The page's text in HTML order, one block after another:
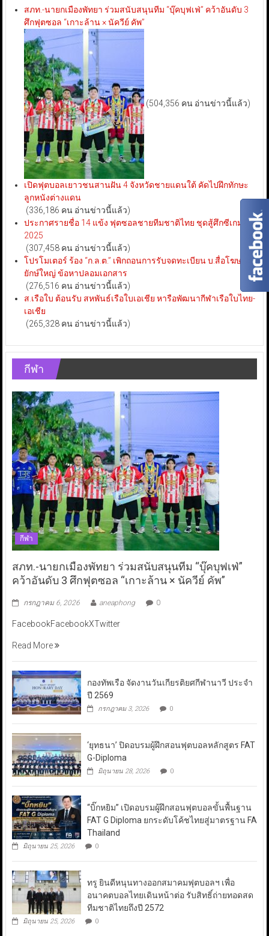
สภท.-นายกเมืองพัทยา ร่วมสนับสนุนทีม “บุ๊คบุฟเฟ่” คว้าอันดับ 3
ศึกฟุตซอล “เกาะล้าน × นัควีย์ คัพ”
(504,356 คน อ่านข่าวนี้แล้ว)
เปิดฟุตบอลเยาวชนสานฝัน 4 จังหวัดชายแดนใต้ คัดไปฝึกทักษะ
ลูกหนังต่างแดน
(336,186 คน อ่านข่าวนี้แล้ว)
ประกาศรายชื่อ 14 แข้ง ฟุตซอลชายทีมชาติไทย ชุดสู้ศึกซีเกมส์
2025
(307,458 คน อ่านข่าวนี้แล้ว)
โปรโมเตอร์ ร้อง “ก.ล.ต.” เพิกถอนการรับจดทะเบียน บ.สื่อโฆษณา
ยักษ์ใหญ่ ข้อหาปลอมเอกสาร
(276,516 คน อ่านข่าวนี้แล้ว)
ส.เรือใบ ต้อนรับ สหพันธ์เรือใบเอเชีย หารือพัฒนากีฬาเรือใบไทย-
เอเชีย
(265,328 คน อ่านข่าวนี้แล้ว)
กีฬา
กีฬา
สภท.-นายกเมืองพัทยา ร่วมสนับสนุนทีม “บุ๊คบุฟเฟ่”
คว้าอันดับ 3 ศึกฟุตซอล “เกาะล้าน × นัควีย์ คัพ”
กรกฎาคม 6, 2026 aneaphong 0
FacebookFacebookXTwitter
Read More
กองทัพเรือ จัดงานวันเกียรติยศกีฬานาวี ประจำ
ปี 2569
กรกฎาคม 3, 2026 0
‘ยุทธนา’ ปิดอบรมผู้ฝึกสอนฟุตบอลหลักสูตร FAT
G-Diploma
มิถุนายน 28, 2026 0
“บิ๊กหยิม” เปิดอบรมผู้ฝึกสอนฟุตบอลขั้นพื้นฐาน
FAT G Diploma ยกระดับโค้ชไทยสู่มาตรฐาน FA
Thailand
มิถุนายน 25, 2026 0
ทรู ยินดีหนุนทางออกสมาคมฟุตบอลฯ เพื่อ
อนาคตบอลไทยเดินหน้าต่อ รับสิทธิ์ถ่ายทอดสด
ทีมชาติไทยถึงปี 2572
มิถุนายน 25, 2026 0